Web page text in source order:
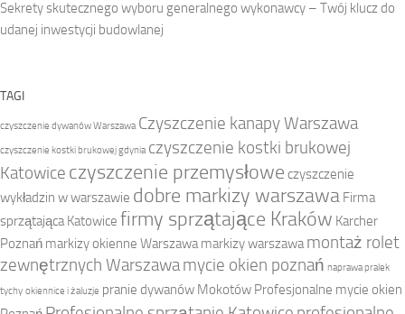
Sekrety skutecznego wyboru generalnego wykonawcy – Twój klucz do
udanej inwestycji budowlanej
TAGI
czyszczenie dywanów Warszawa Czyszczenie kanapy Warszawa
czyszczenie kostki brukowej gdynia czyszczenie kostki brukowej
Katowice czyszczenie przemysłowe czyszczenie
wykładzin w warszawie dobre markizy warszawa Firma
sprzątająca Katowice firmy sprzątające Kraków Karcher
Poznań markizy okienne Warszawa markizy warszawa montaż rolet
zewnętrznych Warszawamycie okien poznań naprawa pralek
tychy okiennice i żaluzje pranie dywanów Mokotów Profesjonalne mycie okien